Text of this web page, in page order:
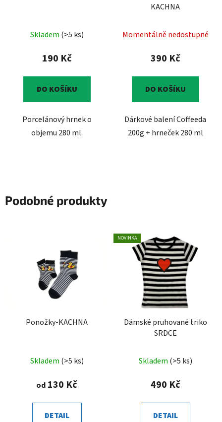
Skladem (>5 ks)
190 Kč
DO KOŠÍKU
Porcelánový hrnek o
objemu 280 ml.
KACHNA
Momentálně nedostupné
390 Kč
DO KOŠÍKU
Dárkové balení Coffeeda
200g + hrneček 280 ml
Podobné produkty
Ponožky-KACHNA
Skladem (>5 ks)
od 130 Kč
DETAIL
NOVINKA
Dámské pruhované triko
SRDCE
Skladem (>5 ks)
490 Kč
DETAIL